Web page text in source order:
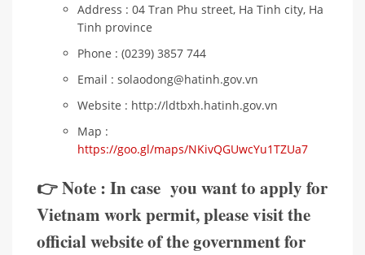
Address : 04 Tran Phu street, Ha Tinh city, Ha
Tinh province
Phone : (0239) 3857 744
Email : solaodong@hatinh.gov.vn
Website : http://ldtbxh.hatinh.gov.vn
Map :
https://goo.gl/maps/NKivQGUwcYu1TZUa7
👉 Note : In case you want to apply for
Vietnam work permit, please visit the
official website of the government for